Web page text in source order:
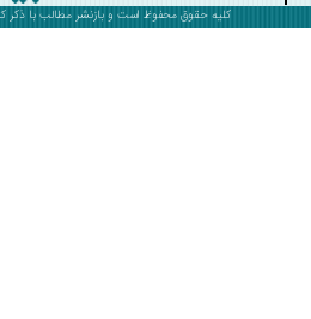
کلیه حقوق محفوظ است و بازنشر مطالب با ذکرکتاب نیوز